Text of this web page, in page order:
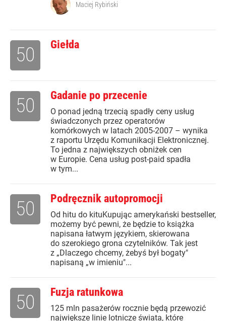
Maciej Rybiński
Giełda
50
Gadanie po przecenie
O ponad jedną trzecią spadły ceny usług
świadczonych przez operatorów
komórkowych w latach 2005-2007 – wynika
z raportu Urzędu Komunikacji Elektronicznej.
To jedna z największych obniżek cen
w Europie. Cena usług post-paid spadła
w tym...
50
Podręcznik autopromocji
Od hitu do kituKupując amerykański bestseller,
możemy być pewni, że będzie to książka
napisana łatwym językiem, skierowana
do szerokiego grona czytelników. Tak jest
z „Dlaczego chcemy, żebyś był bogaty"
napisaną „w imieniu"...
50
Fuzja ratunkowa
125 mln pasażerów rocznie będą przewozić
największe linie lotnicze świata, które
50